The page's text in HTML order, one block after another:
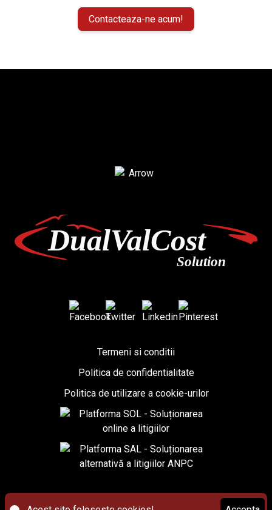
Contacteaza-ne acum!
Termeni si conditii
Politica de confidentialitate
Politica de utilizare a cookie-urilor